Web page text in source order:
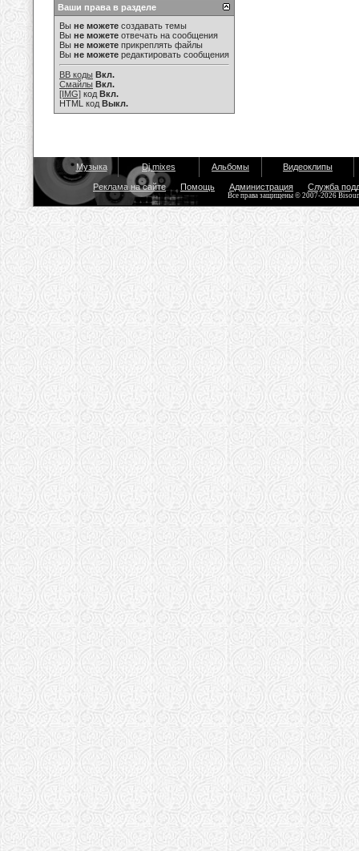
Ваши права в разделе
Вы не можете создавать темы
Вы не можете отвечать на сообщения
Вы не можете прикреплять файлы
Вы не можете редактировать сообщения
BB коды Вкл.
Смайлы Вкл.
[IMG] код Вкл.
HTML код Выкл.
Музыка Dj mixes Альбомы Видеоклипы
Реклама на сайте Помощь Администрация Служба
Все права защищены © 2007-2026